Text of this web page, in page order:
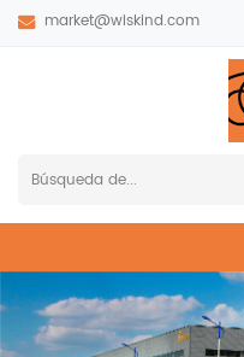
market@wiskind.com